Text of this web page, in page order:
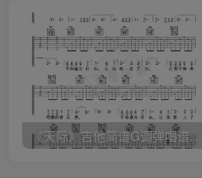
《天际》吉他简谱G调弹唱谱（姜玉阳）